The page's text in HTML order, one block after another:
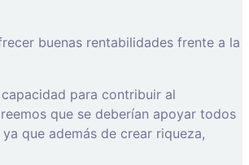
buenas rentabilidades frente a la
para contribuir al
que se deberían apoyar todos
que además de crear riqueza,